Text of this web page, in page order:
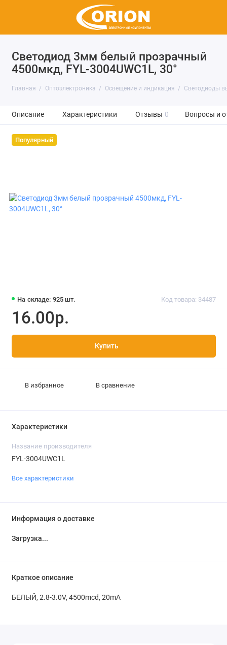
Светодиод 3мм белый прозрачный
4500мкд, FYL-3004UWC1L, 30°
Главная Оптоэлектроника Освещение и индикация Светодиоды
Описание Характеристики Отзывы 0 Вопросы и
Популярный
На складе: 925 шт. Код товара: 34487
16.00р.
Купить
В избранное В сравнение
Характеристики
Название производителя
FYL-3004UWC1L
Все характеристики
Информация о доставке
Загрузка...
Краткое описание
БЕЛЫЙ, 2.8-3.0V, 4500mcd, 20mA